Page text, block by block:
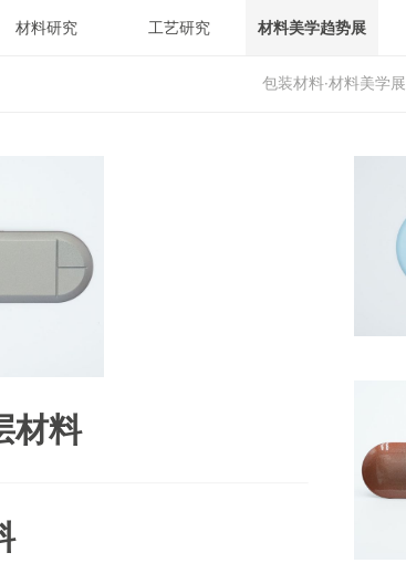
材料研究 工艺研究 材料美学趋势展
包装材料·材料美学展
材料